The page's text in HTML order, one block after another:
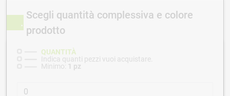
Scegli quantità complessiva e colore
prodotto
QUANTITÀ
Indica quanti pezzi vuoi acquistare.
Minimo: 1 pz